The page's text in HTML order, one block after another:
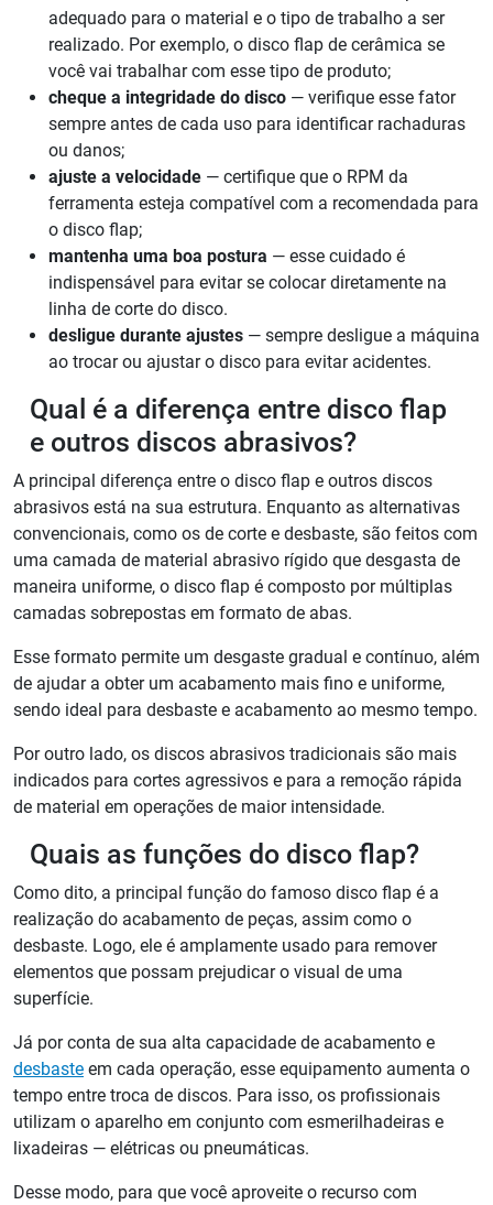
adequado para o material e o tipo de trabalho a ser
realizado. Por exemplo, o disco flap de cerâmica se
você vai trabalhar com esse tipo de produto;
cheque a integridade do disco — verifique esse fator
sempre antes de cada uso para identificar rachaduras
ou danos;
ajuste a velocidade — certifique que o RPM da
ferramenta esteja compatível com a recomendada para
o disco flap;
mantenha uma boa postura — esse cuidado é
indispensável para evitar se colocar diretamente na
linha de corte do disco.
desligue durante ajustes — sempre desligue a máquina
ao trocar ou ajustar o disco para evitar acidentes.
Qual é a diferença entre disco flap
e outros discos abrasivos?
A principal diferença entre o disco flap e outros discos
abrasivos está na sua estrutura. Enquanto as alternativas
convencionais, como os de corte e desbaste, são feitos com
uma camada de material abrasivo rígido que desgasta de
maneira uniforme, o disco flap é composto por múltiplas
camadas sobrepostas em formato de abas.
Esse formato permite um desgaste gradual e contínuo, além
de ajudar a obter um acabamento mais fino e uniforme,
sendo ideal para desbaste e acabamento ao mesmo tempo.
Por outro lado, os discos abrasivos tradicionais são mais
indicados para cortes agressivos e para a remoção rápida
de material em operações de maior intensidade.
Quais as funções do disco flap?
Como dito, a principal função do famoso disco flap é a
realização do acabamento de peças, assim como o
desbaste. Logo, ele é amplamente usado para remover
elementos que possam prejudicar o visual de uma
superfície.
Já por conta de sua alta capacidade de acabamento e
desbaste em cada operação, esse equipamento aumenta o
tempo entre troca de discos. Para isso, os profissionais
utilizam o aparelho em conjunto com esmerilhadeiras e
lixadeiras — elétricas ou pneumáticas.
Desse modo, para que você aproveite o recurso com